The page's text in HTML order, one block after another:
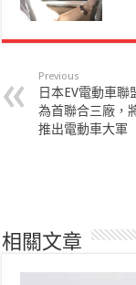
Previous
日本EV電動車聯
為首聯合三廠，
推出電動車大軍
相關文章